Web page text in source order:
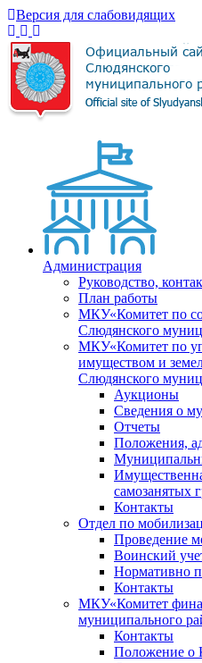
Версия для слабовидящих
Администрация
Руководство,
План работы
МКУ«Комитет по
Слюдянского
МКУ«Комитет по
имуществом и
Слюдянского
Аукционы
Сведения о
Отчеты
Положения,
самозанятых
Контакты
Отдел по
Проведение
Воинский
Нормативно
Контакты
МКУ«Комитет
муниципального
Контакты
Положение о